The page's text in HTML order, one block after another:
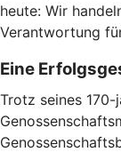
heute: Wir
Verantwortung
Eine
Trotz seines